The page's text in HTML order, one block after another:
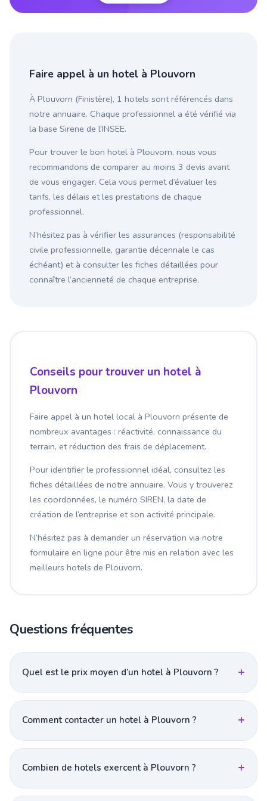
Faire appel à un hotel à Plouvorn
À Plouvorn (Finistère), 1 hotels sont référencés dans
notre annuaire. Chaque professionnel a été vérifié via
la base Sirene de l’INSEE.
Pour trouver le bon hotel à Plouvorn, nous vous
recommandons de comparer au moins 3 devis avant
de vous engager. Cela vous permet d’évaluer les
tarifs, les délais et les prestations de chaque
professionnel.
N’hésitez pas à vérifier les assurances (responsabilité
civile professionnelle, garantie décennale le cas
échéant) et à consulter les fiches détaillées pour
connaître l’ancienneté de chaque entreprise.
Conseils pour trouver un hotel à
Plouvorn
Faire appel à un hotel local à Plouvorn présente de
nombreux avantages : réactivité, connaissance du
terrain, et réduction des frais de déplacement.
Pour identifier le professionnel idéal, consultez les
fiches détaillées de notre annuaire. Vous y trouverez
les coordonnées, le numéro SIREN, la date de
création de l’entreprise et son activité principale.
N’hésitez pas à demander un réservation via notre
formulaire en ligne pour être mis en relation avec les
meilleurs hotels de Plouvorn.
Questions fréquentes
Quel est le prix moyen d’un hotel à Plouvorn ?
Comment contacter un hotel à Plouvorn ?
Combien de hotels exercent à Plouvorn ?